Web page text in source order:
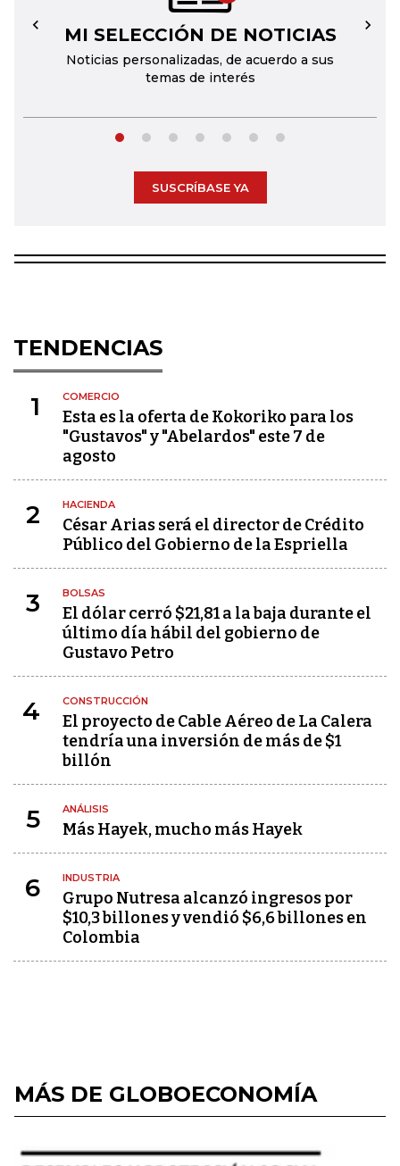
MI SELECCIÓN DE NOTICIAS
Noticias personalizadas, de acuerdo a sus
temas de interés
← →
SUSCRÍBASE YA
TENDENCIAS
1 COMERCIO
Esta es la oferta de Kokoriko para los
"Gustavos" y "Abelardos" este 7 de
agosto
2 HACIENDA
César Arias será el director de Crédito
Público del Gobierno de la Espriella
3 BOLSAS
El dólar cerró $21,81 a la baja durante el
último día hábil del gobierno de
Gustavo Petro
4 CONSTRUCCIÓN
El proyecto de Cable Aéreo de La Calera
tendría una inversión de más de $1
billón
5 ANÁLISIS
Más Hayek, mucho más Hayek
6 INDUSTRIA
Grupo Nutresa alcanzó ingresos por
$10,3 billones y vendió $6,6 billones en
Colombia
MÁS DE GLOBOECONOMÍA